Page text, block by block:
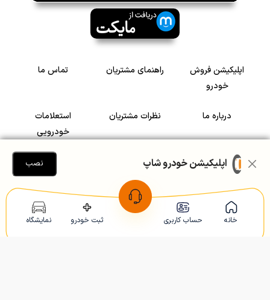
خانه حساب کاربری ثبت خودرو نمایشگاه
اپلیکیشن فروش
خودرو
راهنمای مشتریان تماس ما
درباره ما نظرات مشتریان
استعلامات
خودرویی
سرمایه گذاری در
رضایت مشتریان
Copyright © 2005-2026 Khodroshop.ir
اپلیکیشن خودرو شاپ نصب